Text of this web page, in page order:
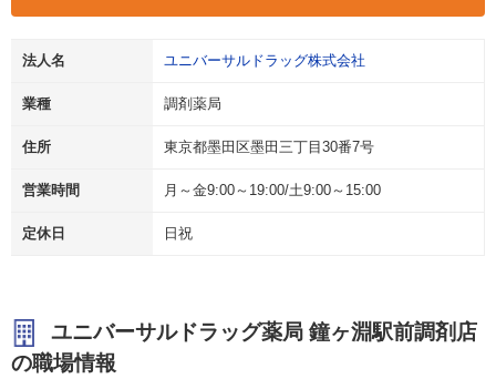
法人名 ユニバーサルドラッグ株式会社
業種 調剤薬局
住所 東京都墨田区墨田三丁目30番7号
営業時間 月～金9:00～19:00/土9:00～15:00
定休日 日祝
ユニバーサルドラッグ薬局 鐘ヶ淵駅前調剤店
の職場情報